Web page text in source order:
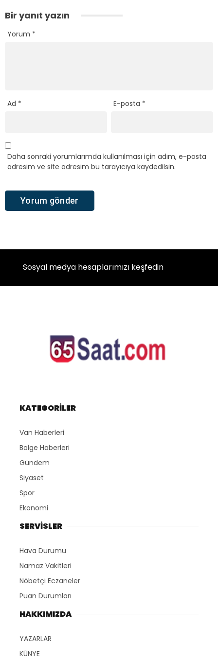
Bir yanıt yazın
Yorum *
Ad * E-posta *
Daha sonraki yorumlarımda kullanılması için adım, e-posta
adresim ve site adresim bu tarayıcıya kaydedilsin.
Sosyal medya hesaplarımızı keşfedin
KATEGORİLER
Van Haberleri
Bölge Haberleri
Gündem
Siyaset
Spor
Ekonomi
SERVİSLER
Hava Durumu
Namaz Vakitleri
Nöbetçi Eczaneler
Puan Durumları
HAKKIMIZDA
YAZARLAR
KÜNYE